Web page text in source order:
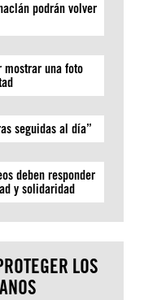
podrán volver
mostrar una foto
seguidas al día”
deben responder
y solidaridad
LOS